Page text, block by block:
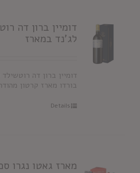
דומיין ברון דה
לג'נד במארז
דומיין ברון דה
בורדו מארז קרטון מהודר
Details
מארז גאטו נגרו